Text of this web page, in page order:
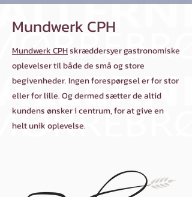
Mundwerk CPH
Mundwerk CPHskræddersyer gastronomiske
oplevelser til både de små og store
begivenheder. Ingen forespørgsel er for stor
eller for lille. Og dermed sætter de altid
kundens ønsker i centrum, for at give en
helt unik oplevelse.​